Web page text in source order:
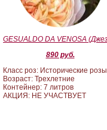
890 руб.
Класс роз: Исторические розы
Возраст: Трехлетние
Контейнер: 7 литров
АКЦИЯ: НЕ УЧАСТВУЕТ